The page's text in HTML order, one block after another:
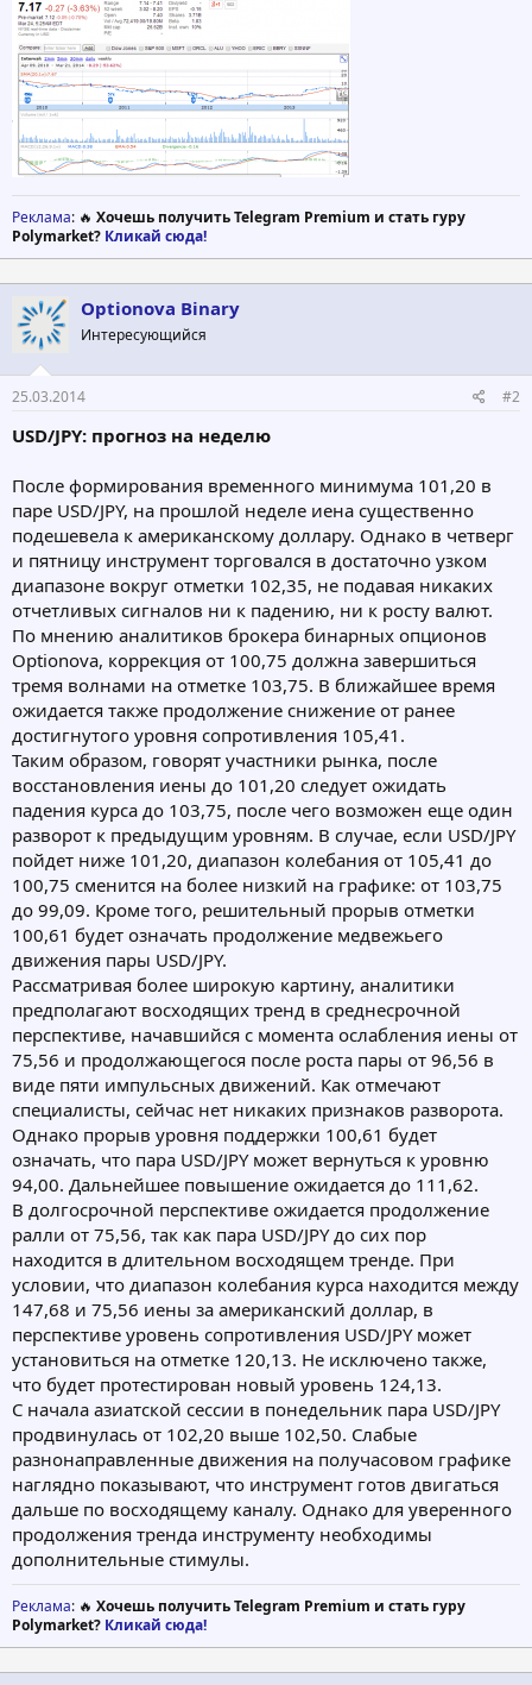
Реклама: 🔥 Хочешь получить Telegram Premium и стать гуру
Polymarket? Кликай сюда!
Optionova Binary
Интересующийся
25.03.2014 #2
USD/JPY: прогноз на неделю
После формирования временного минимума 101,20 в
паре USD/JPY, на прошлой неделе иена существенно
подешевела к американскому доллару. Однако в четверг
и пятницу инструмент торговался в достаточно узком
диапазоне вокруг отметки 102,35, не подавая никаких
отчетливых сигналов ни к падению, ни к росту валют.
По мнению аналитиков брокера бинарных опционов
Optionova, коррекция от 100,75 должна завершиться
тремя волнами на отметке 103,75. В ближайшее время
ожидается также продолжение снижение от ранее
достигнутого уровня сопротивления 105,41.
Таким образом, говорят участники рынка, после
восстановления иены до 101,20 следует ожидать
падения курса до 103,75, после чего возможен еще один
разворот к предыдущим уровням. В случае, если USD/JPY
пойдет ниже 101,20, диапазон колебания от 105,41 до
100,75 сменится на более низкий на графике: от 103,75
до 99,09. Кроме того, решительный прорыв отметки
100,61 будет означать продолжение медвежьего
движения пары USD/JPY.
Рассматривая более широкую картину, аналитики
предполагают восходящих тренд в среднесрочной
перспективе, начавшийся с момента ослабления иены от
75,56 и продолжающегося после роста пары от 96,56 в
виде пяти импульсных движений. Как отмечают
специалисты, сейчас нет никаких признаков разворота.
Однако прорыв уровня поддержки 100,61 будет
означать, что пара USD/JPY может вернуться к уровню
94,00. Дальнейшее повышение ожидается до 111,62.
В долгосрочной перспективе ожидается продолжение
ралли от 75,56, так как пара USD/JPY до сих пор
находится в длительном восходящем тренде. При
условии, что диапазон колебания курса находится между
147,68 и 75,56 иены за американский доллар, в
перспективе уровень сопротивления USD/JPY может
установиться на отметке 120,13. Не исключено также,
что будет протестирован новый уровень 124,13.
С начала азиатской сессии в понедельник пара USD/JPY
продвинулась от 102,20 выше 102,50. Слабые
разнонаправленные движения на получасовом графике
наглядно показывают, что инструмент готов двигаться
дальше по восходящему каналу. Однако для уверенного
продолжения тренда инструменту необходимы
дополнительные стимулы.
Реклама: 🔥 Хочешь получить Telegram Premium и стать гуру
Polymarket? Кликай сюда!